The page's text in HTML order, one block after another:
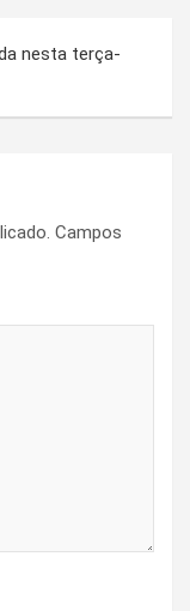
nesta terça-
Campos